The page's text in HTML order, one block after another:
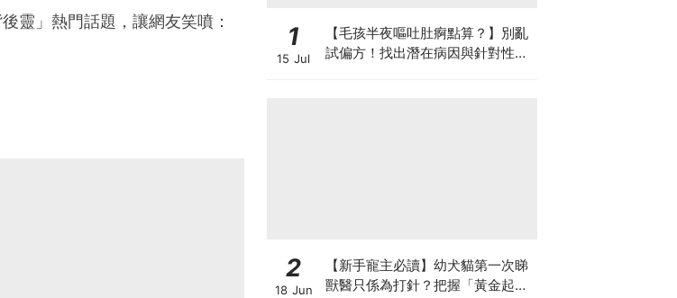
靈」熱門話題，讓網友笑噴：
1
15 Jul
【毛孩半夜嘔吐肚痾點算？】別亂
試偏方！找出潛在病因與針對性營
2
18 Jun
【新手寵主必讀】幼犬貓第一次睇
獸醫只係為打針？把握「黃金起跑